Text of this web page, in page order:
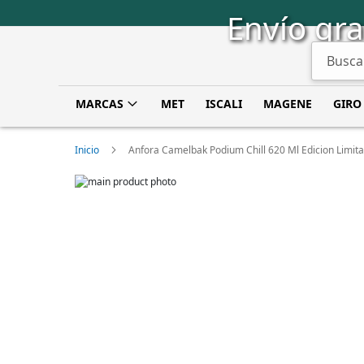
a
Envío
MARCAS MET ISCALI MAGENE GIRO
Inicio Anfora Camelbak Podium Chill 620 Ml Edicion
Skip